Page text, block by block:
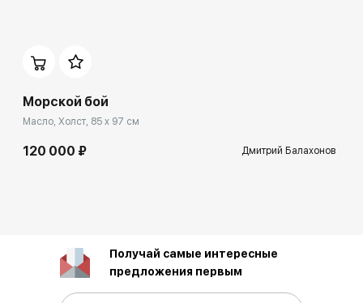
Морской бой
Масло, Холст, 85 x 97 см
120 000 ₽ Дмитрий Балахонов
Получай самые интересные
предложения первым